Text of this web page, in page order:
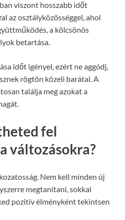
viszont hosszabb időt
az osztályközösséggel, ahol
a kölcsönös
betartása.
időt igényel, ezért ne aggódj,
rögtön közeli barátai. A
találja meg azokat a
fel
változásokra?
Nem kell minden új
megtanítani, sokkal
pozitív élményként tekintsen